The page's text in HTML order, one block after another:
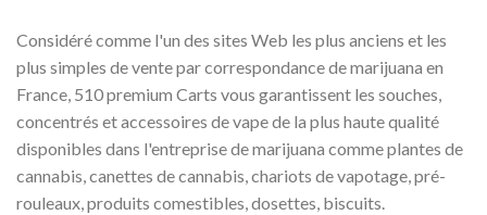
Considéré comme l'un des sites Web les plus anciens et les
plus simples de vente par correspondance de marijuana en
France, 510 premium Carts vous garantissent les souches,
concentrés et accessoires de vape de la plus haute qualité
disponibles dans l'entreprise de marijuana comme plantes de
cannabis, canettes de cannabis, chariots de vapotage, pré-
rouleaux, produits comestibles, dosettes, biscuits.